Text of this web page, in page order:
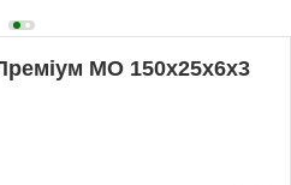
МО 150х25х6х3